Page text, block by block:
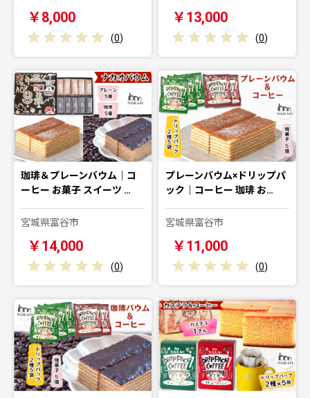
￥8,000
(0)
￥13,000
(0)
珈琲＆プレーンバウム｜コ
ーヒー お菓子 スイーツ …
宮城県富谷市
￥14,000
(0)
プレーンバウム×ドリップパ
ック｜コーヒー 珈琲 お…
宮城県富谷市
￥11,000
(0)